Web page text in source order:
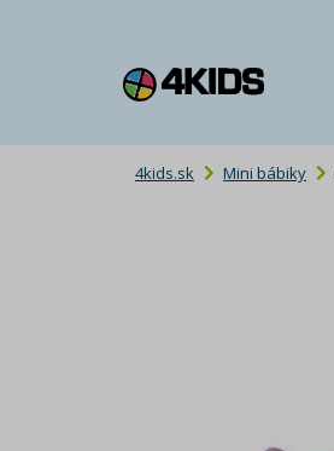
4kids.sk Mini bábiky